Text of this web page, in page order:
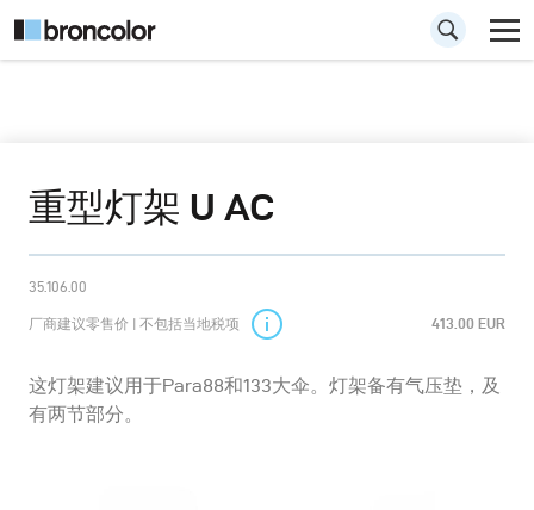
重型灯架 U AC
35.106.00
厂商建议零售价 | 不包括当地税项 413.00 EUR
这灯架建议用于Para88和133大伞。灯架备有气压垫，及
有两节部分。